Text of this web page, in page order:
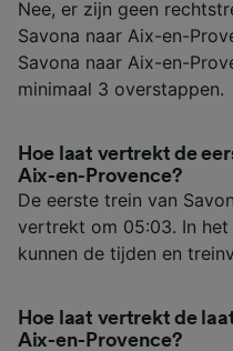
Nee, er zijn geen
Savona naar Aix-en-
Savona naar Aix-en-
minimaal 3 overstappen.
Hoe laat vertrekt de
Aix-en-Provence?
De eerste trein van
vertrekt om 05:03. In
kunnen de tijden en
Hoe laat vertrekt de
Aix-en-Provence?